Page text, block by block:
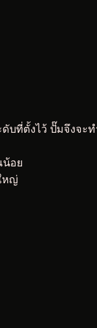
บที่ตั้งไว้ ปั๊มจึงจะท
น้อย
หญ่